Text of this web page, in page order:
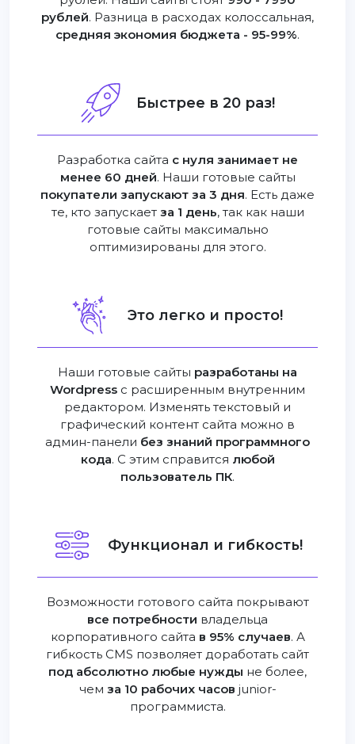
рублей. Разница в расходах колоссальная,
средняя экономия бюджета - 95-99%.
Быстрее в 20 раз!
Разработка сайта с нуля занимает не
менее 60 дней. Наши готовые сайты
покупатели запускают за 3 дня. Есть даже
те, кто запускает за 1 день, так как наши
готовые сайты максимально
оптимизированы для этого.
Это легко и просто!
Наши готовые сайты разработаны на
Wordpress с расширенным внутренним
редактором. Изменять текстовый и
графический контент сайта можно в
админ-панели без знаний программного
кода. С этим справится любой
пользователь ПК.
Функционал и гибкость!
Возможности готового сайта покрывают
все потребности владельца
корпоративного сайта в 95% случаев. А
гибкость CMS позволяет доработать сайт
под абсолютно любые нужды не более,
чем за 10 рабочих часов junior-
программиста.